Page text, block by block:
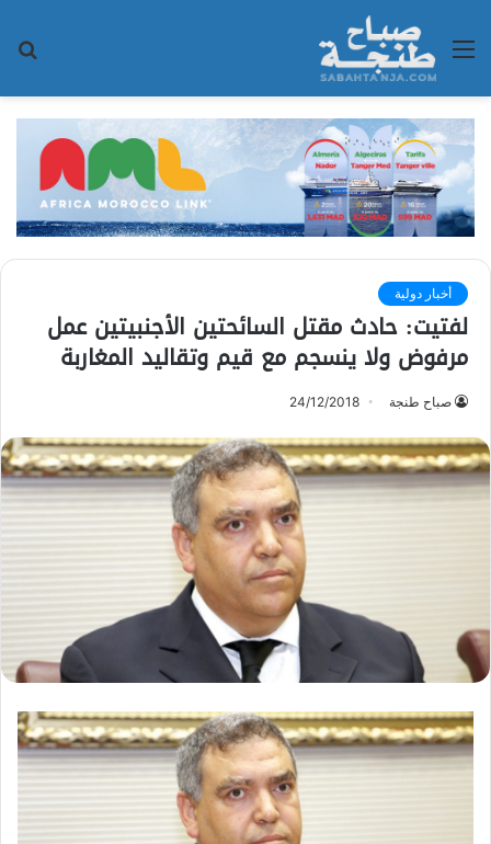
القائمة
أخبار دولية
لفتيت: حادث مقتل السائحتين الأجنبيتين عمل
مرفوض ولا ينسجم مع قيم وتقاليد المغاربة
صباح طنجة 24/12/2018